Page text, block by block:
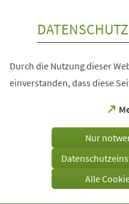
Durch die Nutzung dieser
einverstanden, dass diese
Tab)
Nur
Alle